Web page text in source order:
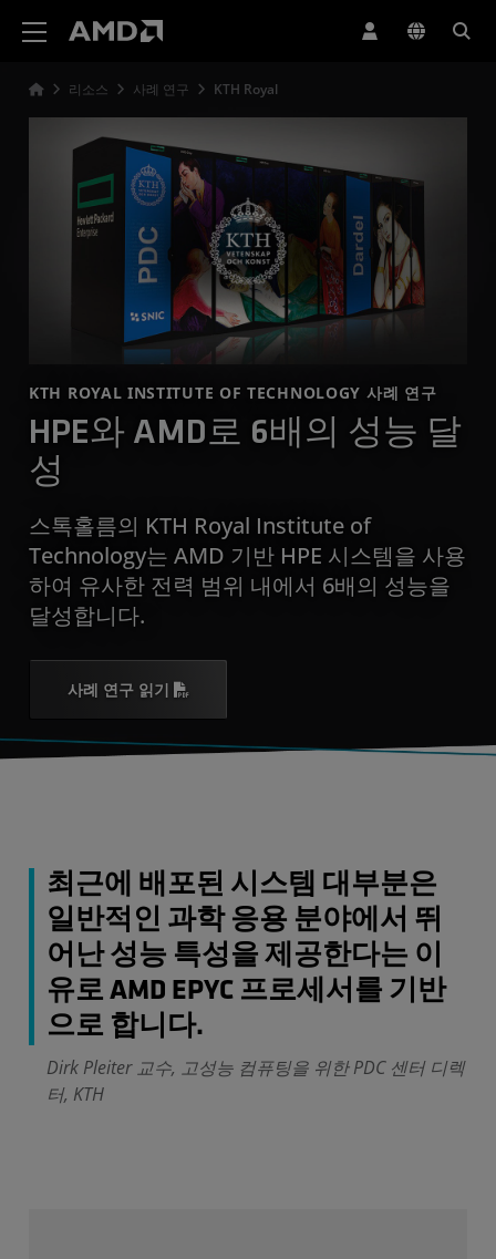
리소스 사례 연구 KTH Royal
KTH ROYAL INSTITUTE OF TECHNOLOGY 사례 연구
HPE와 AMD로 6배의 성능 달
성
스톡홀름의 KTH Royal Institute of
Technology는 AMD 기반 HPE 시스템을 사용
하여 유사한 전력 범위 내에서 6배의 성능을
달성합니다.
사례 연구 읽기
최근에 배포된 시스템 대부분은
일반적인 과학 응용 분야에서 뛰
어난 성능 특성을 제공한다는 이
유로 AMD EPYC 프로세서를 기반
으로 합니다.
Dirk Pleiter 교수, 고성능 컴퓨팅을 위한 PDC 센터 디렉
터, KTH